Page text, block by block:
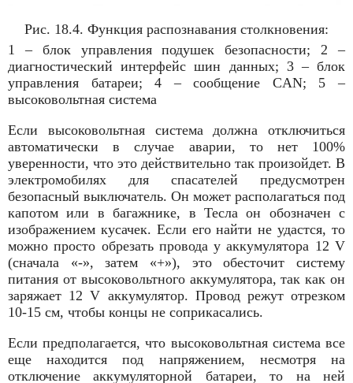
Рис. 18.4. Функция распознавания столкновения:
1 – блок управления подушек безопасности; 2 –
диагностический интерфейс шин данных; 3 – блок
управления батареи; 4 – сообщение CAN; 5 –
высоковольтная система
Если высоковольтная система должна отключиться
автоматически в случае аварии, то нет 100%
уверенности, что это действительно так произойдет. В
электромобилях для спасателей предусмотрен
безопасный выключатель. Он может располагаться под
капотом или в багажнике, в Тесла он обозначен с
изображением кусачек. Если его найти не удастся, то
можно просто обрезать провода у аккумулятора 12 V
(сначала «-», затем «+»), это обесточит систему
питания от высоковольтного аккумулятора, так как он
заряжает 12 V аккумулятор. Провод режут отрезком
10-15 см, чтобы концы не соприкасались.
Если предполагается, что высоковольтная система все
еще находится под напряжением, несмотря на
отключение аккумуляторной батареи, то на ней